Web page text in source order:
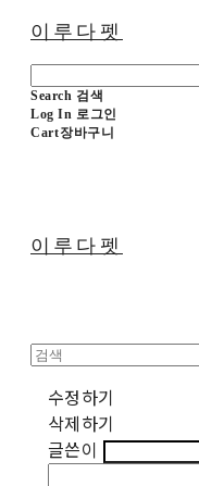
이루다펫
Search 검색
Log In 로그인
Cart장바구니
이루다펫
수정하기
삭제하기
글쓴이